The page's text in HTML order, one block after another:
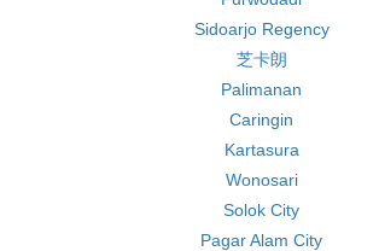
Sidoarjo Regency
芝卡朗
Palimanan
Caringin
Kartasura
Wonosari
Solok City
Pagar Alam City